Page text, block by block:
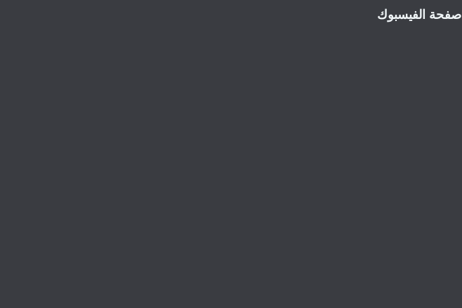
صفحة الفيسبوك